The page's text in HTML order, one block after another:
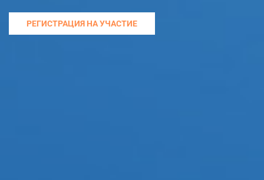
РЕГИСТРАЦИЯ НА УЧАСТИЕ